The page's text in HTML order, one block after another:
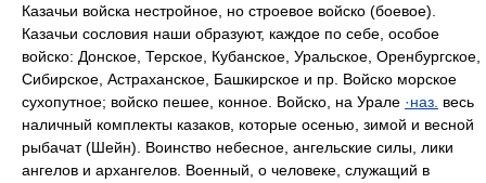
Казачьи войска нестройное, но строевое войско (боевое).
Казачьи сословия наши образуют, каждое по себе, особое
войско: Донское, Терское, Кубанское, Уральское, Оренбургское,
Сибирское, Астраханское, Башкирское и пр. Войско морское
сухопутное; войско пешее, конное. Войско, на Урале ·наз. весь
наличный комплекты казаков, которые осенью, зимой и весной
рыбачат (Шейн). Воинство небесное, ангельские силы, лики
ангелов и архангелов. Военный, о человеке, служащий в